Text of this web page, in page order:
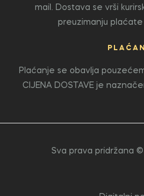
mail. Dostava se vrši
preuzimanju plaćate
Plaćanje se obavlja
CIJENA DOSTAVE je
Sva prava pridržana ©